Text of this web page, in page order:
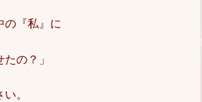
の『私』に
の？」
。